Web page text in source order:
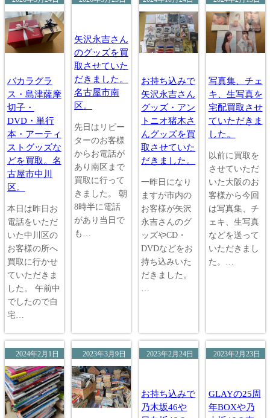
バカラグラ
ス・島津薩摩
切子・
DVD・単行
本・アーティ
ストグッズな
どを買取。名
古屋市中川
区。
本日は昨日お
電話をいただ
いた中川区の
お客様の所へ
買取に行かせ
ていただきま
した。 午前中
でしたので自
宅…
矢沢永吉さん
のグッズを買
取させていた
だきました。
名古屋市南
区。
先日はリピー
ターのお客様
からお電話が
あり南区まで
買取に行って
きました。 朝
8時半に電話
があり当日で
も…
お持ち込みで
矢沢永吉さん
グッズ・アン
トニオ猪木さ
んグッズを買
取させていた
だきました。
一昨日になり
ますが市内の
お客様が矢沢
永吉さんのグ
ッズやCD・
DVDなどをお
持ち込みいた
だきました。
…
写真集、チェ
キ、生写真を
宅配買取させ
ていただきま
した。
以前に買取を
させていただ
いた大阪のお
客様から今回
は写真集、チ
ェキ、生写真
などを送って
いただきまし
た。…
2024年2月1日 2023年3月9日 2023年2月24日
お持ち込みで
乃木坂46や
2023年2月23日
GLAYの25周
年BOXや乃